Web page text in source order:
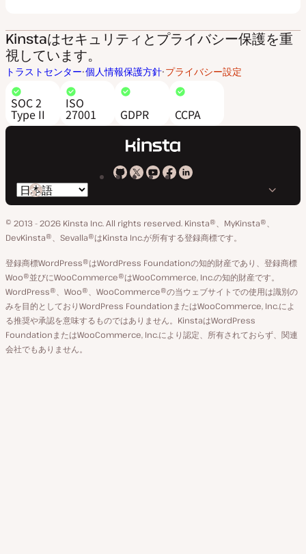
Kinstaはセキュリティとプライバシー保護を重
視しています。
トラストセンター 個人情報保護方針 プライバシー設定
SOC 2
Type II
ISO
27001 GDPR CCPA
Kinsta
GitHub
Kinsta
X
ア
カ
ウ
ン
ト
Kinsta
YouTube
Kinsta
Facebook
Kinsta
LinkedIn
ペ
ー
ジ
言
語
の
り
替
え
© 2013 - 2026 Kinsta Inc. All rights reserved. Kinsta®、MyKinsta®、
DevKinsta®、Sevalla®はKinsta Inc.が所有する登録商標です。
登録商標WordPress®はWordPress Foundationの知的財産であり、登録商標
Woo®並びにWooCommerce®はWooCommerce, Inc.の知的財産です。
WordPress®、Woo®、WooCommerce®の当ウェブサイトでの使用は識別の
みを目的としておりWordPress FoundationまたはWooCommerce, Inc.によ
る推奨や承認を意味するものではありません。KinstaはWordPress
FoundationまたはWooCommerce, Inc.により認定、所有されておらず、関連
会社でもありません。